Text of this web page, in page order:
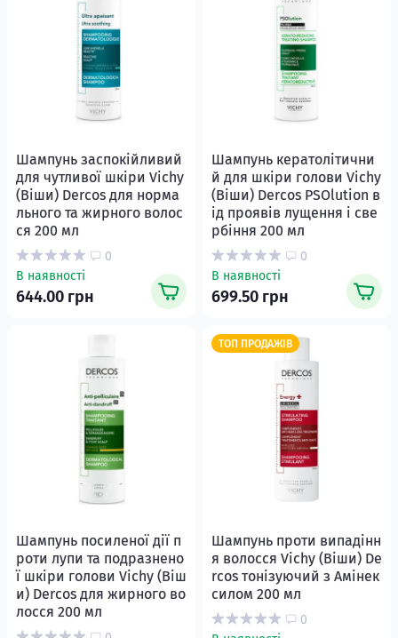
Шампунь заспокійливий
для чутливої шкіри Vichy
(Віши) Dercos для норма
льного та жирного волос
ся 200 мл
0
В наявності
644.00 грн
Шампунь кератолітични
й для шкіри голови Vichy
(Віши) Dercos PSOlution в
ід проявів лущення і све
рбіння 200 мл
0
В наявності
699.50 грн
Шампунь посиленої дії п
роти лупи та подразнено
ї шкіри голови Vichy (Віш
и) Dercos для жирного во
лосся 200 мл
ТОП ПРОДАЖІВ
Шампунь проти випадінн
я волосся Vichy (Віши) De
rcos тонізуючий з Амінек
силом 200 мл
0